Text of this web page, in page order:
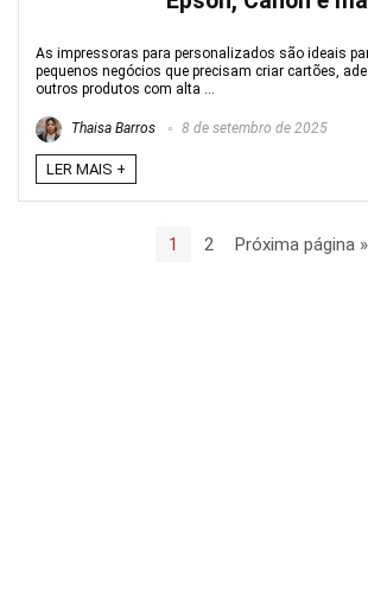
As impressoras para personalizados são ideais
pequenos negócios que precisam criar cartões,
outros produtos com alta ...
Thaisa Barros 8 de setembro de 2025
LER MAIS +
1 2 Próxima página »